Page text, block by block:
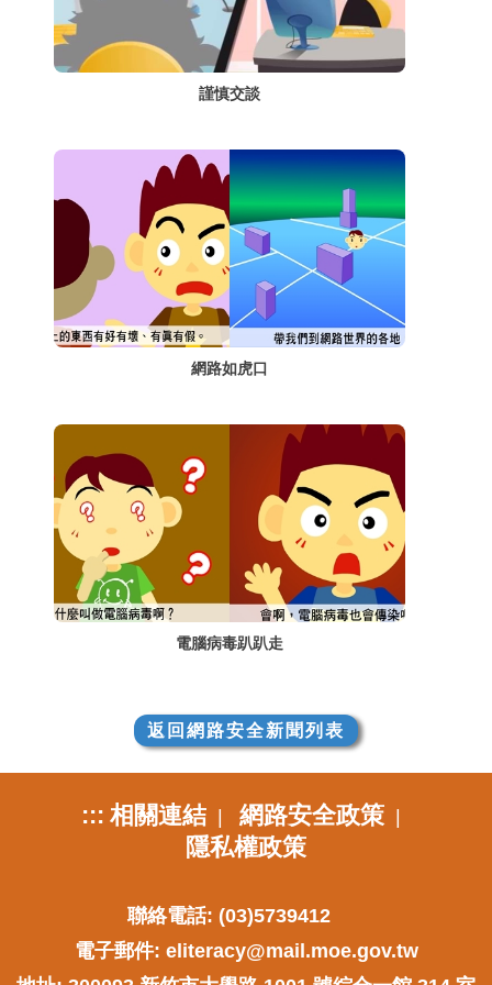
謹慎交談
網路如虎口
電腦病毒趴趴走
返回網路安全新聞列表
::: 相關連結| 網路安全政策|
隱私權政策
聯絡電話: (03)5739412
電子郵件: eliteracy@mail.moe.gov.tw